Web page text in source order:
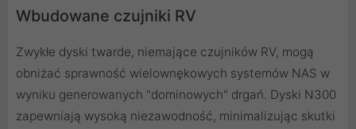
Wbudowane czujniki RV
Zwykłe dyski twarde, niemające czujników RV, mogą
obniżać sprawność wielownękowych systemów NAS w
wyniku generowanych "dominowych" drgań. Dyski N300
zapewniają wysoką niezawodność, minimalizując skutki